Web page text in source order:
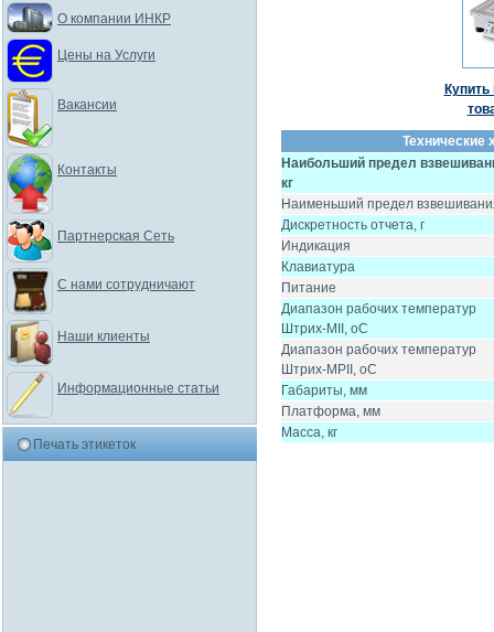
Технические
Наибольший предел
кг
Наименьший предел
Дискретность отчета, г
Индикация
Клавиатура
Питание
Диапазон рабочих температур
Штрих-MII, oC
Диапазон рабочих температур
Штрих-MPII, oC
Габариты, мм
Платформа, мм
Масса, кг
О компании ИНКР
Цены на Услуги
Вакансии
Контакты
Партнерская Сеть
С нами сотрудничают
Наши клиенты
Информационные статьи
Печать этикеток